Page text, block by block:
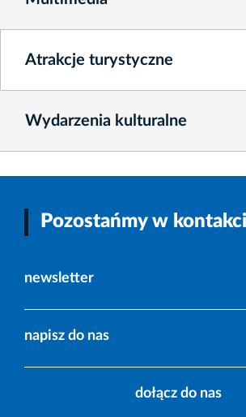
Atrakcje turystyczne
Wydarzenia kulturalne
Pozostańmy w
newsletter
napisz do nas
dołącz do nas